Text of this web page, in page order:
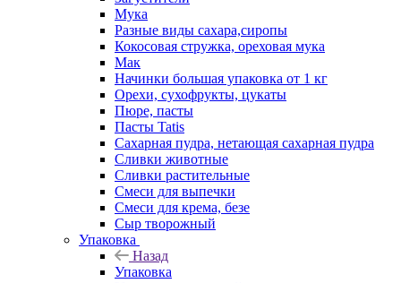
Мука
Разные виды сахара,сиропы
Кокосовая стружка, ореховая мука
Мак
Начинки большая упаковка от 1 кг
Орехи, сухофрукты, цукаты
Пюре, пасты
Пасты Tatis
Сахарная пудра, нетающая сахарная пудра
Сливки животные
Сливки растительные
Смеси для выпечки
Смеси для крема, безе
Сыр творожный
Упаковка
Назад
Упаковка